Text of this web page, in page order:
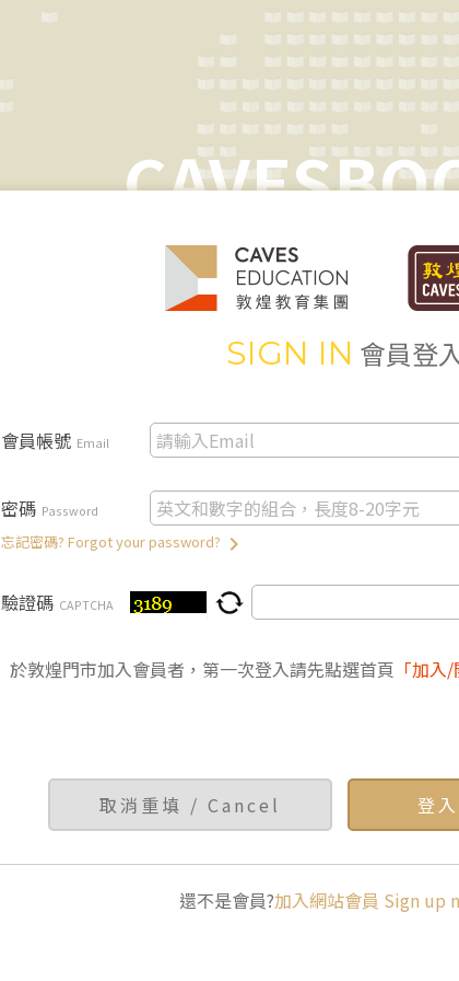
SIGN IN 會員登
會員帳號 Email
密碼 Password
忘記密碼? Forgot your password? keyboard_arrow_right
驗證碼 CAPTCHA
於敦煌門市加入會員者，第一次登入請先點選首頁 「加入
還不是會員?加入網站會員 Sign up